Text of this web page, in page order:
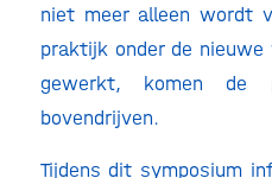
niet meer alleen wordt
praktijk onder de
gewerkt, komen de
bovendrijven.
Tijdens dit symposium